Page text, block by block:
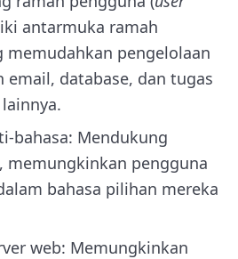
antarmuka ramah
memudahkan pengelolaan
email, database, dan tugas
bahasa: Mendukung
memungkinkan pengguna
bahasa pilihan mereka
web: Memungkinkan